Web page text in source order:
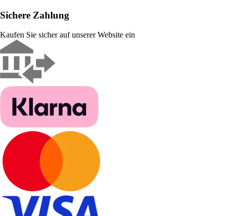
Sichere Zahlung
Kaufen Sie sicher auf unserer Website ein